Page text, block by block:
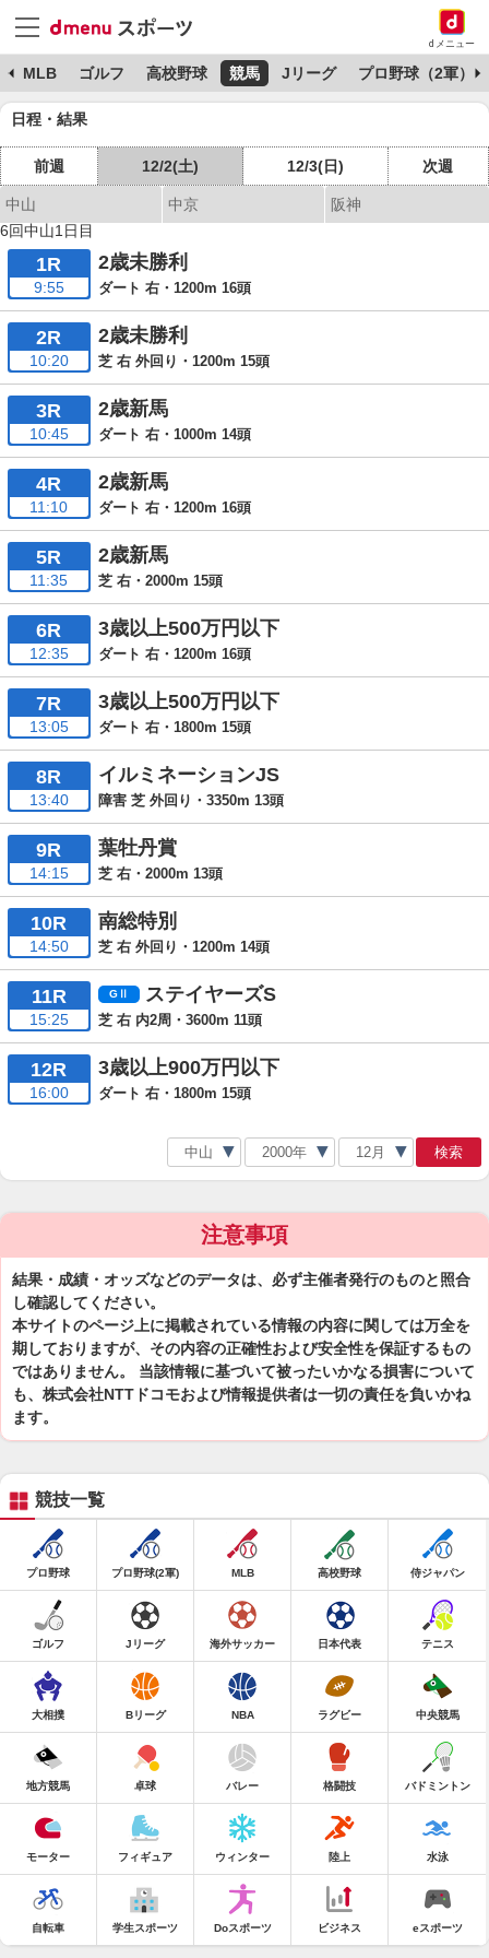
dメニュー
MLB ゴルフ 高校野球 競馬 Jリーグ プロ野球（2軍）
日程・結果
前週 12/2(土) 12/3(日) 次週
中山 中京
阪神
6回中山1日目
1R
9:55
2歳未勝利
ダート 右・1200m 16頭
2R
10:20
2歳未勝利
芝 右 外回り・1200m 15頭
3R
10:45
2歳新馬
ダート 右・1000m 14頭
4R
11:10
2歳新馬
ダート 右・1200m 16頭
5R
11:35
2歳新馬
芝 右・2000m 15頭
6R
12:35
3歳以上500万円以下
ダート 右・1200m 16頭
7R
13:05
3歳以上500万円以下
ダート 右・1800m 15頭
8R
13:40
イルミネーションJS
障害 芝 外回り・3350m 13頭
9R
14:15
葉牡丹賞
芝 右・2000m 13頭
10R
14:50
南総特別
芝 右 外回り・1200m 14頭
11R
15:25
ステイヤーズS
芝 右 内2周・3600m 11頭
12R
16:00
3歳以上900万円以下
ダート 右・1800m 15頭
検索
注意事項
結果・成績・オッズなどのデータは、必ず主催者発行のものと照合
し確認してください。
本サイトのページ上に掲載されている情報の内容に関しては万全を
期しておりますが、その内容の正確性および安全性を保証するもの
ではありません。 当該情報に基づいて被ったいかなる損害について
も、株式会社NTTドコモおよび情報提供者は一切の責任を負いかね
ます。
競技一覧
プロ野球 プロ野球(2軍) MLB 高校野球 侍ジャパン
ゴルフ Jリーグ 海外サッカー 日本代表 テニス
大相撲 Bリーグ NBA ラグビー 中央競馬
地方競馬 卓球 バレー 格闘技 バドミントン
モーター フィギュア ウィンター 陸上 水泳
自転車 学生スポーツ Doスポーツ ビジネス eスポーツ